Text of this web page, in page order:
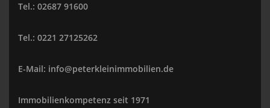
Tel.: 02687 91600
Tel.: 0221 27125262
E-Mail: info@peterkleinimmobilien.de
Immobilienkompetenz seit 1971